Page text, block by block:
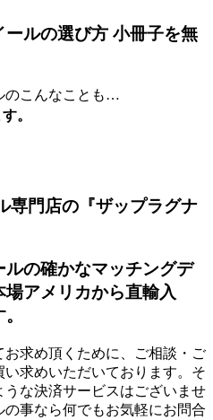
ールの選び方 小冊子を無
のこんなことも…
。
専門店の『ザップラグナ
の確かなマッチングデ
アメリカから直輸入
求め頂くために、ご相談・ご
求めいただいております。そ
な決済サービスはございませ
事なら何でもお気軽にお問合